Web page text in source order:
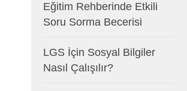
Eğitim Rehberinde Etkili
Soru Sorma Becerisi
LGS İçin Sosyal Bilgiler
Nasıl Çalışılır?